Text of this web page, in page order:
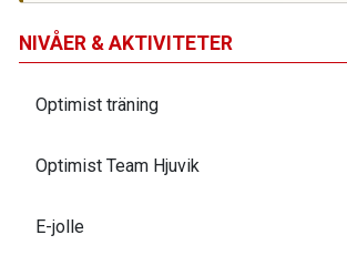
NIVÅER & AKTIVITETER
Optimist träning
Optimist Team Hjuvik
E-jolle